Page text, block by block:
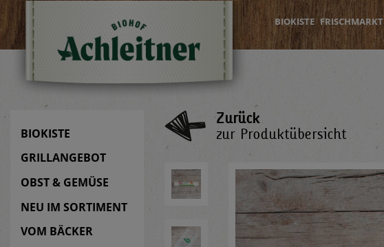
BIOKISTE FRISCHMARKT
BIOKISTE
GRILLANGEBOT
OBST & GEMÜSE
NEU IM SORTIMENT
VOM BÄCKER
Zurück
zur Produktübersicht